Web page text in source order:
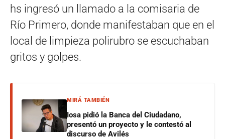
hs ingresó un llamado a la comisaria de
Río Primero, donde manifestaban que en el
local de limpieza polirubro se escuchaban
gritos y golpes.
MIRÁ TAMBIÉN
Iosa pidió la Banca del Ciudadano,
presentó un proyecto y le contestó al
discurso de Avilés